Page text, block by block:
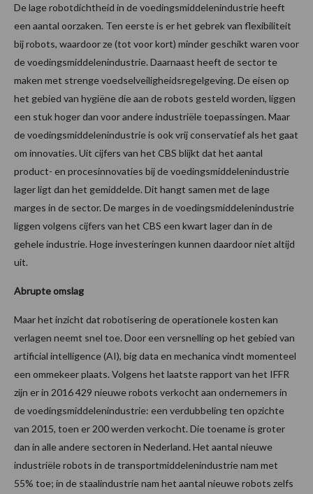
De lage robotdichtheid in de voedingsmiddelenindustrie heeft
een aantal oorzaken. Ten eerste is er het gebrek van flexibiliteit
bij robots, waardoor ze (tot voor kort) minder geschikt waren voor
de voedingsmiddelenindustrie. Daarnaast heeft de sector te
maken met strenge voedselveiligheidsregelgeving. De eisen op
het gebied van hygiëne die aan de robots gesteld worden, liggen
een stuk hoger dan voor andere industriële toepassingen. Maar
de voedingsmiddelenindustrie is ook vrij conservatief als het gaat
om innovaties. Uit cijfers van het CBS blijkt dat het aantal
product- en procesinnovaties bij de voedingsmiddelenindustrie
lager ligt dan het gemiddelde. Dit hangt samen met de lage
marges in de sector. De marges in de voedingsmiddelenindustrie
liggen volgens cijfers van het CBS een kwart lager dan in de
gehele industrie. Hoge investeringen kunnen daardoor niet altijd
uit.
Abrupte omslag
Maar het inzicht dat robotisering de operationele kosten kan
verlagen neemt snel toe. Door een versnelling op het gebied van
artificial intelligence (AI), big data en mechanica vindt momenteel
een ommekeer plaats. Volgens het laatste rapport van het IFFR
zijn er in 2016 429 nieuwe robots verkocht aan ondernemers in
de voedingsmiddelenindustrie: een verdubbeling ten opzichte
van 2015, toen er 200 werden verkocht. Die toename is groter
dan in alle andere sectoren in Nederland. Het aantal nieuwe
industriële robots in de transportmiddelenindustrie nam met
55% toe; in de staalindustrie nam het aantal nieuwe robots zelfs